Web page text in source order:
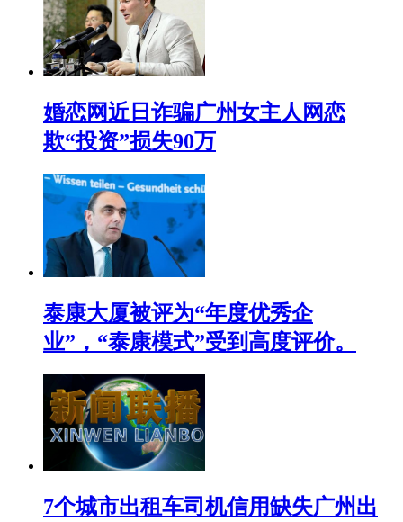
婚恋网近日诈骗广州女主人网恋
欺“投资”损失90万
泰康大厦被评为“年度优秀企
业”，“泰康模式”受到高度评价。
7个城市出租车司机信用缺失广州出